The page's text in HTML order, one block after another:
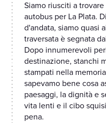
Siamo riusciti a
autobus per La Plata.
d'andata, siamo quasi
traversata è segnata
Dopo innumerevoli
destinazione, stanchi
stampati nella
sapevamo bene cosa
paesaggi, la dignità e
vita lenti e il cibo
pena.